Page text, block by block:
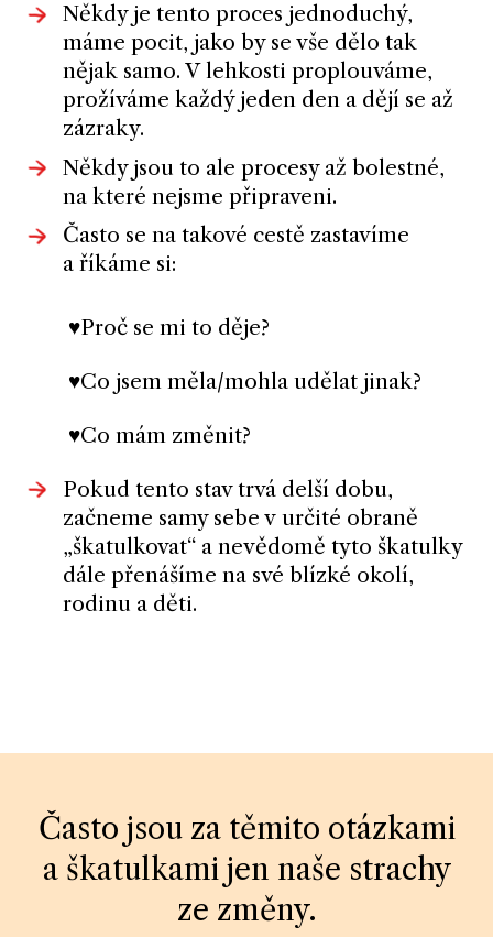
Někdy je tento proces jednoduchý,
máme pocit, jako by se vše dělo tak
nějak samo. V lehkosti proplouváme,
prožíváme každý jeden den a dějí se až
zázraky.
Někdy jsou to ale procesy až bolestné,
na které nejsme připraveni.
Často se na takové cestě zastavíme
a říkáme si:
♥Proč se mi to děje?
♥Co jsem měla/mohla udělat jinak?
♥Co mám změnit?
Pokud tento stav trvá delší dobu,
začneme samy sebe v určité obraně
„škatulkovat“ a nevědomě tyto škatulky
dále přenášíme na své blízké okolí,
rodinu a děti.
Často jsou za těmito otázkami
a škatulkami jen naše strachy
ze změny.